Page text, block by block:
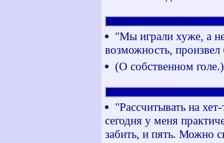
Металлист_Харьков (Jonny, Харьков)
"Мы играли хуже, а
возможность,
(О собственном
Лацио (Chegem, Воронеж)
"Рассчитывать на
сегодня у меня
забить, и пять. Можно